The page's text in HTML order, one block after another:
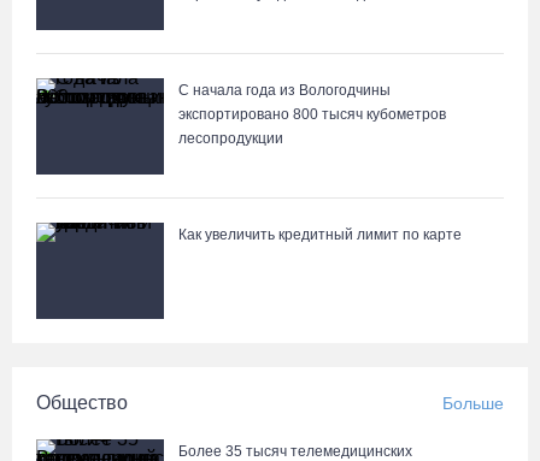
07.08.26 / 09:25
На Вологодчине подвели итоги XII областной Спартакиады
07.08.26 / 08:49
Вологодские «пчелки» усилились еще одним игроком из
российской Премьер-лиги
07.08.26 / 08:31
С начала года из Вологодчины
экспортировано 800 тысяч кубометров
лесопродукции
Как увеличить кредитный лимит по карте
Общество Больше
Более 35 тысяч телемедицинских